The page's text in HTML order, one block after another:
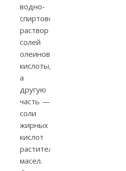
водно-
спиртовой
раствор
солей
олеиновой
кислоты,
а
другую
часть —
соли
жирных
кислот
растительных
масел.